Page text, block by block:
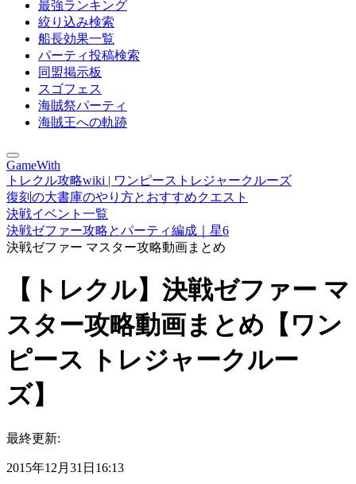
最強ランキング
絞り込み検索
船長効果一覧
パーティ投稿検索
同盟掲示板
スゴフェス
海賊祭パーティ
海賊王への軌跡
GameWith
トレクル攻略wiki | ワンピーストレジャークルーズ
復刻の大書庫のやり方とおすすめクエスト
決戦イベント一覧
決戦ゼファー攻略とパーティ編成｜星6
決戦ゼファー マスター攻略動画まとめ
【トレクル】決戦ゼファー マ
スター攻略動画まとめ【ワン
ピース トレジャークルー
ズ】
最終更新:
2015年12月31日16:13